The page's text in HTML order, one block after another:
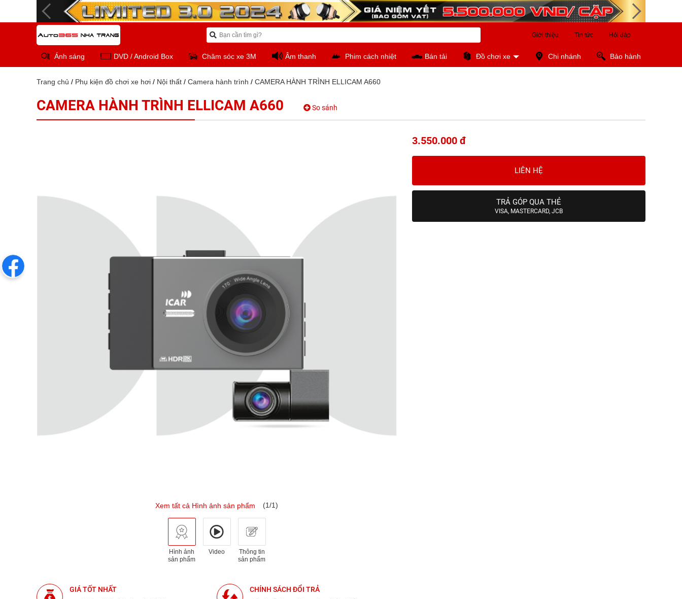
Giới thiệu Tin tức Hỏi đáp
Ánh sáng DVD / Android Box Chăm sóc xe 3M Âm thanh Phim cách nhiệt Bán tải Đồ chơi xe Chi nhánh Bảo hành
Trang chủ / Phụ kiện đồ chơi xe hơi / Nội thất / Camera hành trình / CAMERA HÀNH TRÌNH ELLICAM A660
CAMERA HÀNH TRÌNH ELLICAM A660 So sánh
Xem tất cả Hình ảnh sản phẩm (1/1)
Hình ảnh
sản phẩm
Video
Thông tin
sản phẩm
GIÁ TỐT NHẤT CHÍNH SÁCH ĐỔI TRẢ
3.550.000 đ
LIÊN HỆ
TRẢ GÓP QUA THẺ
VISA, MASTERCARD, JCB